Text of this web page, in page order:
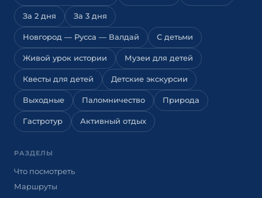
За 2 дня За 3 дня
Новгород — Русса — Валдай С детьми
Живой урок истории Музеи для детей
Квесты для детей Детские экскурсии
Выходные Паломничество Природа
Гастротур Активный отдых
РАЗДЕЛЫ
Что посмотреть
Маршруты